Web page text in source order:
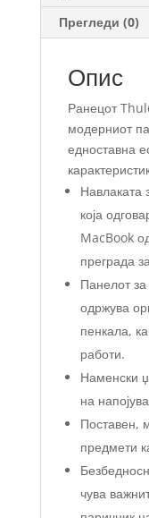
Прегледи (0)
Опис
Ранецот
модерниот
едноставна
Навлаката
која
MacBook
преграда
Панелот
одржува
пенкала,
работи.
Наменски
на
Поставен,
предмети
чува